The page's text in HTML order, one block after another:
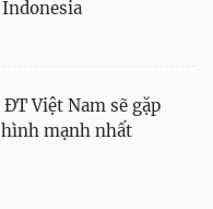
Việt Nam sẽ gặp
mạnh nhất